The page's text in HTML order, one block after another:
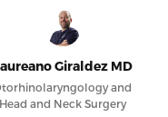
Giraldez MD
and
Head and Neck Surgery